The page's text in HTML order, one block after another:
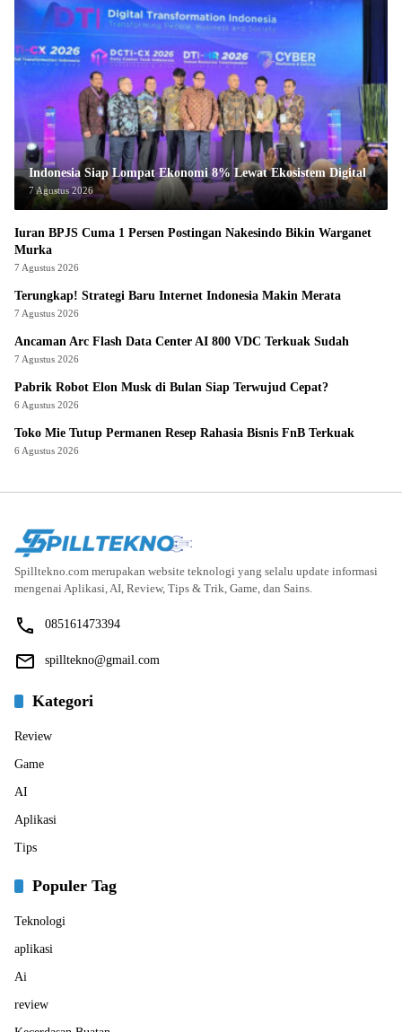
Indonesia Siap Lompat Ekonomi 8% Lewat Ekosistem Digital
7 Agustus 2026
Iuran BPJS Cuma 1 Persen Postingan Nakesindo Bikin Warganet
Murka
7 Agustus 2026
Terungkap! Strategi Baru Internet Indonesia Makin Merata
7 Agustus 2026
Ancaman Arc Flash Data Center AI 800 VDC Terkuak Sudah
7 Agustus 2026
Pabrik Robot Elon Musk di Bulan Siap Terwujud Cepat?
6 Agustus 2026
Toko Mie Tutup Permanen Resep Rahasia Bisnis FnB Terkuak
6 Agustus 2026
Spilltekno.com merupakan website teknologi yang selalu update informasi
mengenai Aplikasi, AI, Review, Tips & Trik, Game, dan Sains.
085161473394
spilltekno@gmail.com
Kategori
Review
Game
AI
Aplikasi
Tips
Populer Tag
Teknologi
aplikasi
Ai
review